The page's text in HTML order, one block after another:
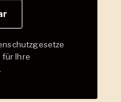
für Ihre